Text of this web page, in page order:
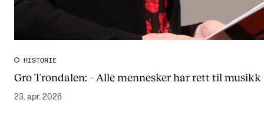
HISTORIE
Gro Trondalen: – Alle mennesker har rett til musikk
23. apr. 2026